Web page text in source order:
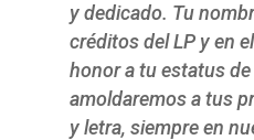
y dedicado. Tu
créditos del LP y en
honor a tu estatus de
amoldaremos a tus
y letra, siempre en